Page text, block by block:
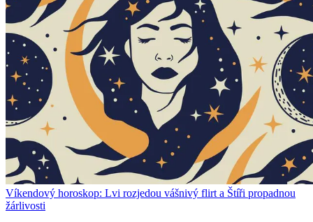
Víkendový horoskop: Lvi rozjedou vášnivý flirt a Štíři propadnou
žárlivosti